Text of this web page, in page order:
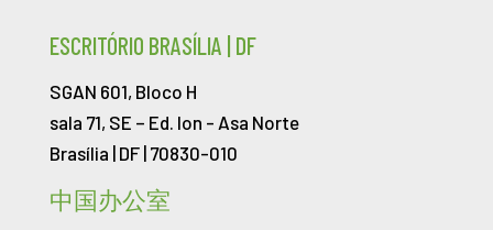
ESCRITÓRIO BRASÍLIA | DF
SGAN 601, Bloco H
sala 71, SE – Ed. Ion - Asa Norte
Brasília | DF | 70830-010
中国办公室